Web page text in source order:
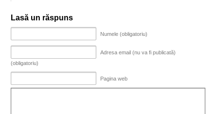
Lasă un răspuns
Numele (obligatoriu)
Adresa email (nu va fi publicată)
(obligatoriu)
Pagina web